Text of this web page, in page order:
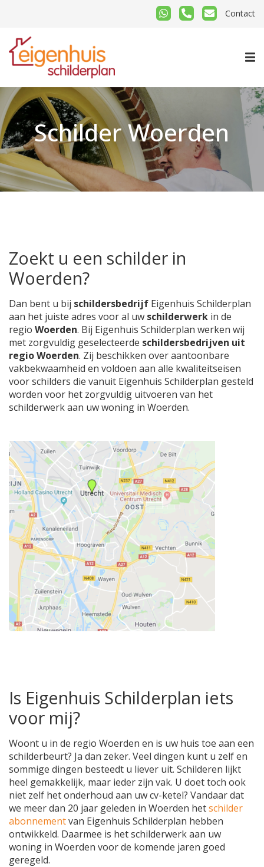
Contact
Schilder Woerden
Zoekt u een schilder in
Woerden?
Dan bent u bij schildersbedrijf Eigenhuis Schilderplan
aan het juiste adres voor al uw schilderwerk in de
regio Woerden. Bij Eigenhuis Schilderplan werken wij
met zorgvuldig geselecteerde schildersbedrijven uit
regio Woerden. Zij beschikken over aantoonbare
vakbekwaamheid en voldoen aan alle kwaliteitseisen
voor schilders die vanuit Eigenhuis Schilderplan gesteld
worden voor het zorgvuldig uitvoeren van het
schilderwerk aan uw woning in Woerden.
Is Eigenhuis Schilderplan iets
voor mij?
Woont u in de regio Woerden en is uw huis toe aan een
schilderbeurt? Ja dan zeker. Veel dingen kunt u zelf en
sommige dingen besteedt u liever uit. Schilderen lijkt
heel gemakkelijk, maar ieder zijn vak. U doet toch ook
niet zelf het onderhoud aan uw cv-ketel? Vandaar dat
we meer dan 20 jaar geleden in Woerden hetschilder
abonnementvan Eigenhuis Schilderplan hebben
ontwikkeld. Daarmee is het schilderwerk aan uw
woning in Woerden voor de komende jaren goed
geregeld.